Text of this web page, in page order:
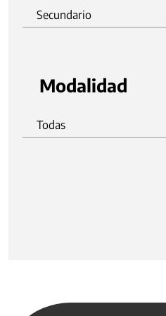
Secundario
Modalidad
Todas